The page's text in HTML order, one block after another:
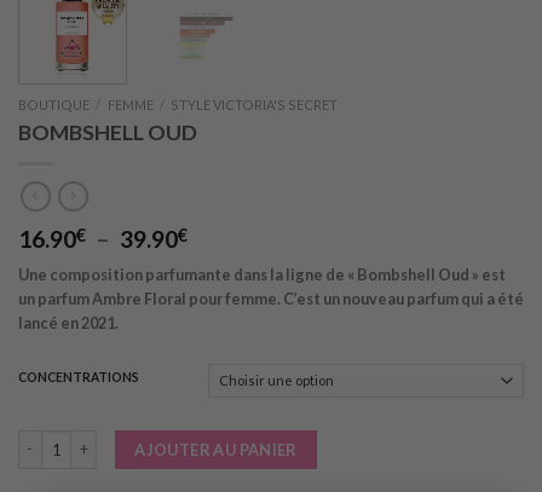
BOUTIQUE FEMME STYLE VICTORIA'S SECRET
BOMBSHELL OUD
16.90€ – 39.90€Plage
prix :
16.90€
Une composition parfumante dans la ligne de « Bombshell Oud » est
un parfum Ambre Floral pour femme. C’est un nouveau parfum qui a été
lancé en 2021.
CONCENTRATIONS
AJOUTER AU PANIER